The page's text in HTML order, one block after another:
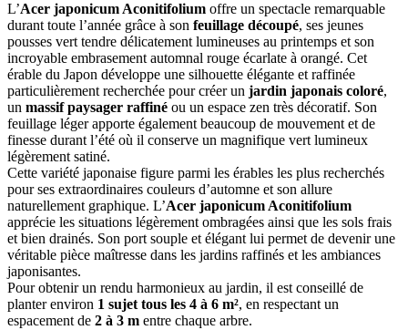
L’Acer japonicum Aconitifolium offre un spectacle remarquable
durant toute l’année grâce à son feuillage découpé, ses jeunes
pousses vert tendre délicatement lumineuses au printemps et son
incroyable embrasement automnal rouge écarlate à orangé. Cet
érable du Japon développe une silhouette élégante et raffinée
particulièrement recherchée pour créer un jardin japonais coloré,
un massif paysager raffiné ou un espace zen très décoratif. Son
feuillage léger apporte également beaucoup de mouvement et de
finesse durant l’été où il conserve un magnifique vert lumineux
légèrement satiné.
Cette variété japonaise figure parmi les érables les plus recherchés
pour ses extraordinaires couleurs d’automne et son allure
naturellement graphique. L’Acer japonicum Aconitifolium
apprécie les situations légèrement ombragées ainsi que les sols frais
et bien drainés. Son port souple et élégant lui permet de devenir une
véritable pièce maîtresse dans les jardins raffinés et les ambiances
japonisantes.
Pour obtenir un rendu harmonieux au jardin, il est conseillé de
planter environ 1 sujet tous les 4 à 6 m², en respectant un
espacement de 2 à 3 m entre chaque arbre.